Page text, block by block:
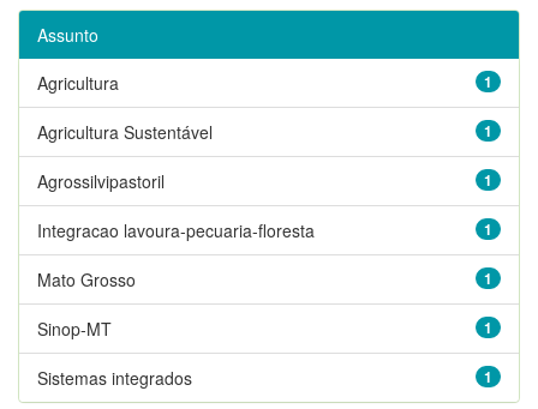
Assunto
1
Agricultura
1
Agricultura Sustentável
1
Agrossilvipastoril
1
Integracao lavoura-pecuaria-floresta
1
Mato Grosso
1
Sinop-MT
1
Sistemas integrados